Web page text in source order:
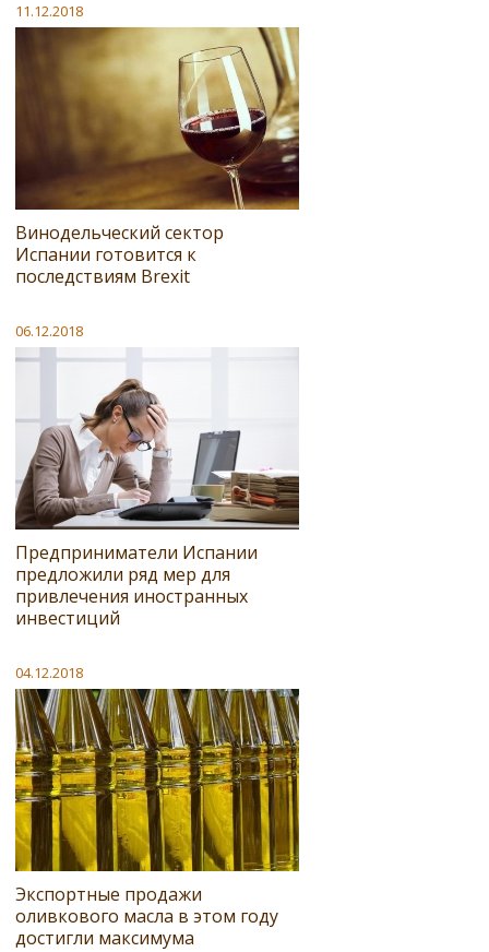
11.12.2018
Винодельческий сектор
Испании готовится к
последствиям Brexit
06.12.2018
Предприниматели Испании
предложили ряд мер для
привлечения иностранных
инвестиций
04.12.2018
Экспортные продажи
оливкового масла в этом году
достигли максимума